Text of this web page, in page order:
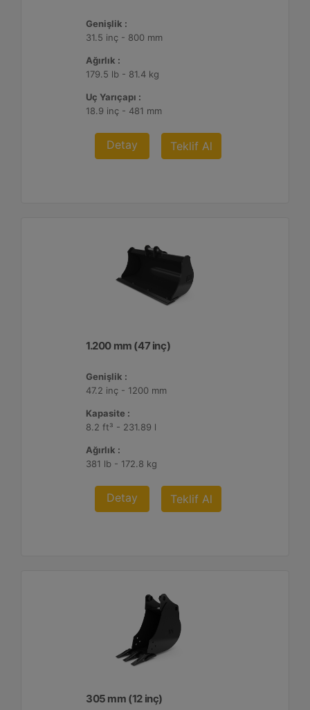
Genişlik :
31.5 inç - 800 mm
Ağırlık :
179.5 lb - 81.4 kg
Uç Yarıçapı :
18.9 inç - 481 mm
Detay Teklif Al
1.200 mm (47 inç)
Genişlik :
47.2 inç - 1200 mm
Kapasite :
8.2 ft³ - 231.89 l
Ağırlık :
381 lb - 172.8 kg
Detay Teklif Al
305 mm (12 inç)